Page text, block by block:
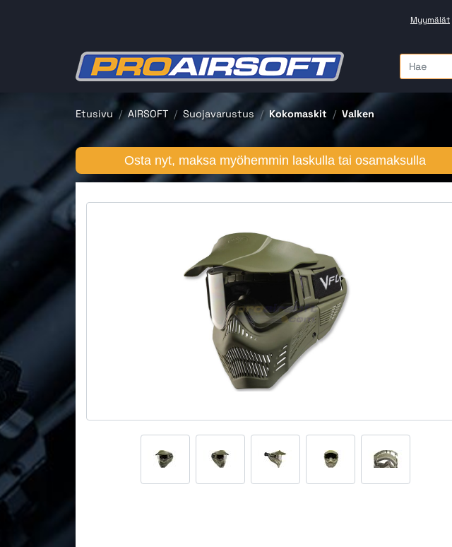
Myymälät
Etusivu AIRSOFT Suojavarustus Kokomaskit Valken
Osta nyt, maksa myöhemmin laskulla tai osamaksulla